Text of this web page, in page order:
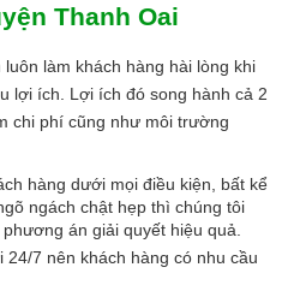
Thanh Oai
làm khách hàng hài lòng khi
lợi ích. Lợi ích đó song hành cả 2
chi phí cũng như môi trường
hàng dưới mọi điều kiện, bất kể
ngách chật hẹp thì chúng tôi
án giải quyết hiệu quả.
24/7 nên khách hàng có nhu cầu